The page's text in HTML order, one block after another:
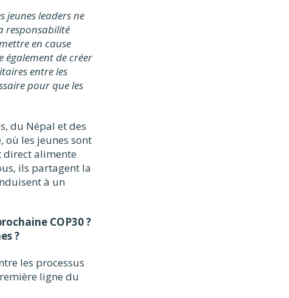
jeunes leaders ne
responsabilité
en cause
également de créer
entre les
pour que les
du Népal et des
les jeunes sont
direct alimente
ils partagent la
à un
COP30 ?
?
les processus
ligne du